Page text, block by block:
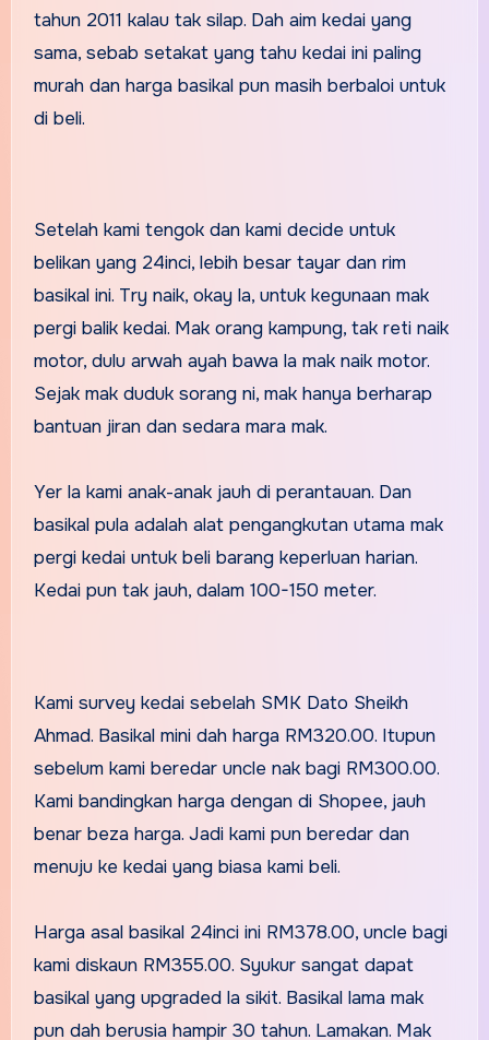
tahun 2011 kalau tak silap. Dah aim kedai yang
sama, sebab setakat yang tahu kedai ini paling
murah dan harga basikal pun masih berbaloi untuk
di beli.
Setelah kami tengok dan kami decide untuk
belikan yang 24inci, lebih besar tayar dan rim
basikal ini. Try naik, okay la, untuk kegunaan mak
pergi balik kedai. Mak orang kampung, tak reti naik
motor, dulu arwah ayah bawa la mak naik motor.
Sejak mak duduk sorang ni, mak hanya berharap
bantuan jiran dan sedara mara mak.
Yer la kami anak-anak jauh di perantauan. Dan
basikal pula adalah alat pengangkutan utama mak
pergi kedai untuk beli barang keperluan harian.
Kedai pun tak jauh, dalam 100-150 meter.
Kami survey kedai sebelah SMK Dato Sheikh
Ahmad. Basikal mini dah harga RM320.00. Itupun
sebelum kami beredar uncle nak bagi RM300.00.
Kami bandingkan harga dengan di Shopee, jauh
benar beza harga. Jadi kami pun beredar dan
menuju ke kedai yang biasa kami beli.
Harga asal basikal 24inci ini RM378.00, uncle bagi
kami diskaun RM355.00. Syukur sangat dapat
basikal yang upgraded la sikit. Basikal lama mak
pun dah berusia hampir 30 tahun. Lamakan. Mak